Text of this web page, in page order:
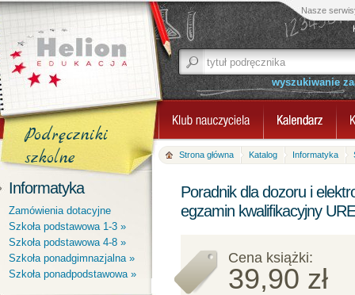
Nasze
wyszukiwanie
Podręczniki
szkolne
Informatyka
Zamówienia dotacyjne
Szkoła podstawowa 1-3 »
Szkoła podstawowa 4-8 »
Szkoła ponadgimnazjalna »
Szkoła ponadpodstawowa »
Strona główna Katalog Informatyka
Poradnik dla dozoru i
egzamin kwalifikacyjny
Cena książki:
39,90 zł